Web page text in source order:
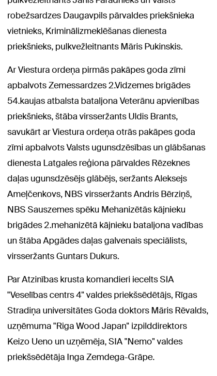
robežsardzes Daugavpils pārvaldes priekšnieka
vietnieks, Kriminālizmeklēšanas dienesta
priekšnieks, pulkvežleitnants Māris Pukinskis.
Ar Viestura ordeņa pirmās pakāpes goda zīmi
apbalvots Zemessardzes 2.Vidzemes brigādes
54.kaujas atbalsta bataljona Veterānu apvienības
priekšnieks, štāba virsseržants Uldis Brants,
savukārt ar Viestura ordeņa otrās pakāpes goda
zīmi apbalvots Valsts ugunsdzēsības un glābšanas
dienesta Latgales reģiona pārvaldes Rēzeknes
daļas ugunsdzēsējs glābējs, seržants Aleksejs
Ameļčenkovs, NBS virsseržants Andris Bērziņš,
NBS Sauszemes spēku Mehanizētās kājnieku
brigādes 2.mehanizētā kājnieku bataljona vadības
un štāba Apgādes daļas galvenais speciālists,
virsseržants Guntars Dukurs.
Par Atzinības krusta komandieri iecelts SIA
"Veselības centrs 4" valdes priekšsēdētājs, Rīgas
Stradiņa universitātes Goda doktors Māris Rēvalds,
uzņēmuma "Riga Wood Japan" izpilddirektors
Keizo Ueno un uzņēmēja, SIA "Nemo" valdes
priekšsēdētāja Inga Zemdega-Grāpe.